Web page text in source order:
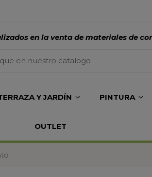
en la venta de materiales de
Y JARDÍN PINTURA
OUTLET